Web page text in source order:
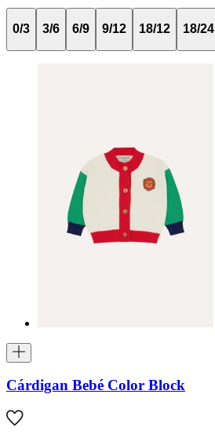
0/3 3/6 6/9 9/12 18/12 18/24
Cárdigan Bebé Color Block